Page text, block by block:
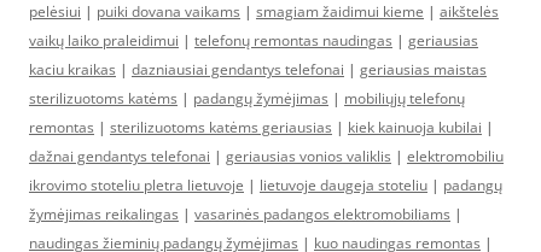
pelėsiui | puiki dovana vaikams | smagiam žaidimui kieme | aikštelės
vaikų laiko praleidimui | telefonų remontas naudingas | geriausias
kaciu kraikas | dazniausiai gendantys telefonai | geriausias maistas
sterilizuotoms katėms | padangų žymėjimas | mobiliųjų telefonų
remontas | sterilizuotoms katėms geriausias | kiek kainuoja kubilai |
dažnai gendantys telefonai | geriausias vonios valiklis | elektromobiliu
ikrovimo stoteliu pletra lietuvoje | lietuvoje daugeja stoteliu | padangų
žymėjimas reikalingas | vasarinės padangos elektromobiliams |
naudingas žieminių padangų žymėjimas | kuo naudingas remontas |